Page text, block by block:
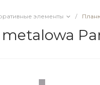
элементы /
metalowa